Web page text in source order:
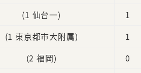
(1 仙台一) 1
(1 東京都市大附属) 1
(2 福岡) 0